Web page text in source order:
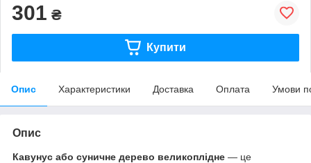
301 ₴
Купити
Опис Характеристики Доставка Оплата Умови
Опис
Кавунус або суничне дерево великоплідне — це